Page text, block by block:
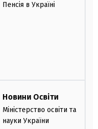
Пенсія в Україні
Новини Освіти
Міністерство освіти та
науки України